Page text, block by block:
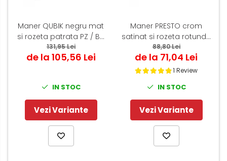
Maner QUBIK negru mat
si rozeta patrata PZ / BB
/ WC
131,95 Lei
de la 105,56 Lei
IN STOC
Vezi Variante
Maner PRESTO crom
satinat si rozeta rotunda
PZ / BB / WC
88,80 Lei
de la 71,04 Lei
1 Review
IN STOC
Vezi Variante